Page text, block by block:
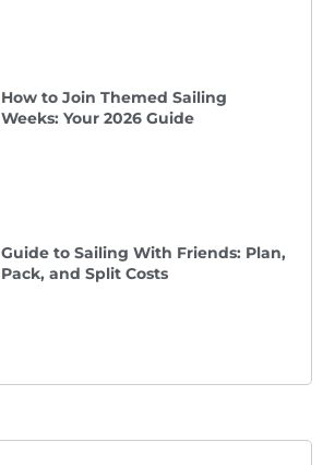
How to Join Themed Sailing
Weeks: Your 2026 Guide
Guide to Sailing With Friends: Plan,
Pack, and Split Costs